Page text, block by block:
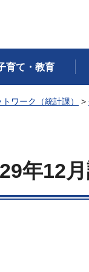
育て・教育
ワーク（統計課） >
年12月